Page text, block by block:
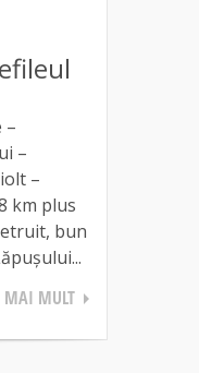
–
–
–
km plus
bun
MAI MULT